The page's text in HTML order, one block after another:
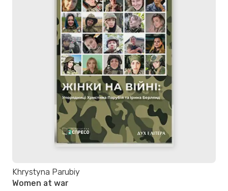
Khrystyna Parubiy
Women at war